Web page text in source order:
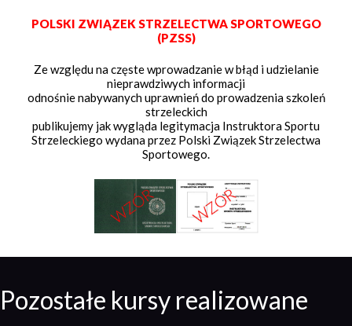
POLSKI ZWIĄZEK STRZELECTWA SPORTOWEGO
(PZSS)
Ze względu na częste wprowadzanie w błąd i udzielanie
nieprawdziwych informacji
odnośnie nabywanych uprawnień do prowadzenia szkoleń
strzeleckich
publikujemy jak wygląda legitymacja Instruktora Sportu
Strzeleckiego wydana przez Polski Związek Strzelectwa
Sportowego.
Pozostałe kursy realizowane